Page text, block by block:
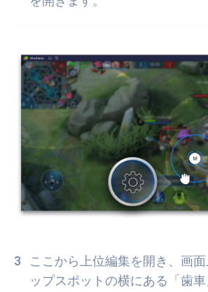
ここから上位編集を開き、画
ップスポットの横にある「歯